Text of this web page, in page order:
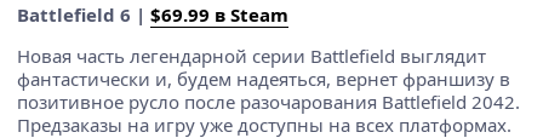
Battlefield 6 | $69.99 в Steam
Новая часть легендарной серии Battlefield выглядит
фантастически и, будем надеяться, вернет франшизу в
позитивное русло после разочарования Battlefield 2042.
Предзаказы на игру уже доступны на всех платформах.